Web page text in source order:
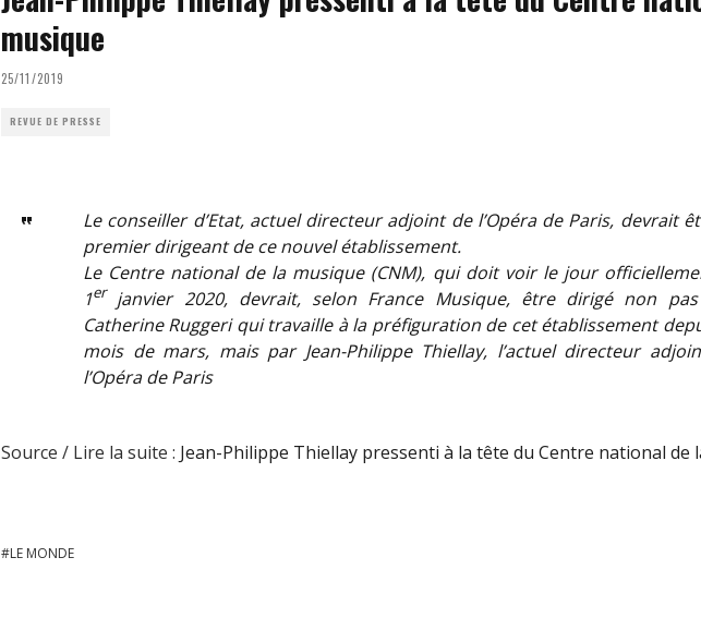
musique
25/11/2019
REVUE DE PRESSE
Le conseiller d’Etat, actuel directeur adjoint de l’Opéra de Paris, devrait
premier dirigeant de ce nouvel établissement.
Le Centre national de la musique (CNM), qui doit voir le jour
1erjanvier 2020, devrait, selon France Musique, être dirigé non
Catherine Ruggeri qui travaille à la préfiguration de cet établissement
mois de mars, mais par Jean-Philippe Thiellay, l’actuel directeur
l’Opéra de Paris
Source / Lire la suite : Jean-Philippe Thiellay pressenti à la tête du Centre national de
LE MONDE